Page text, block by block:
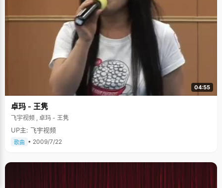
04:55
卓玛 - 王隽
飞宇视频 , 卓玛 - 王隽
UP主: 飞宇视频
歌曲 • 2009/7/22